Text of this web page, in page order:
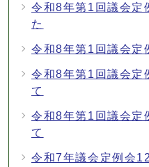
令和8年第1回議会定
た
令和8年第1回議会定
令和8年第1回議会定
て
令和8年第1回議会定
て
令和7年議会定例会